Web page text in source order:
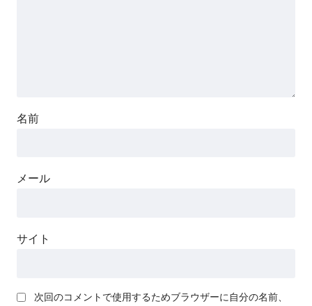
名前
メール
サイト
次回のコメントで使用するためブラウザーに自分の名前、